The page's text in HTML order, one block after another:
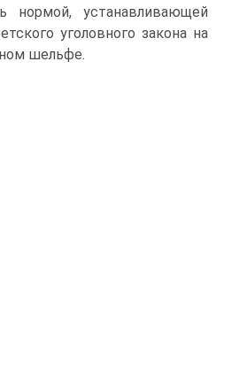
нормой, устанавливающей
уголовного закона на
шельфе.